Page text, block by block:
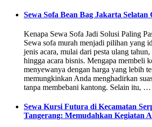
Sewa Sofa Bean Bag Jakarta Selatan
Kenapa Sewa Sofa Jadi Solusi Paling
Sewa sofa murah menjadi pilihan yang
jenis acara, mulai dari pesta ulang
hingga acara bisnis. Mengapa membeli
menyewanya dengan harga yang lebih
memungkinkan Anda menghadirkan
tanpa membebani kantong. Selain itu, …
Sewa Kursi Futura di Kecamatan
Tangerang: Memudahkan Kegiatan